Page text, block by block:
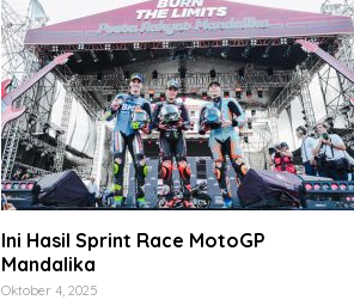
Ini Hasil Sprint Race MotoGP
Mandalika
Oktober 4, 2025